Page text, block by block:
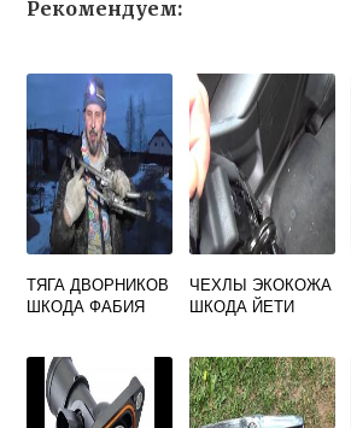
Рекомендуем:
ТЯГА ДВОРНИКОВ
ШКОДА ФАБИЯ
ЧЕХЛЫ ЭКОКОЖА
ШКОДА ЙЕТИ